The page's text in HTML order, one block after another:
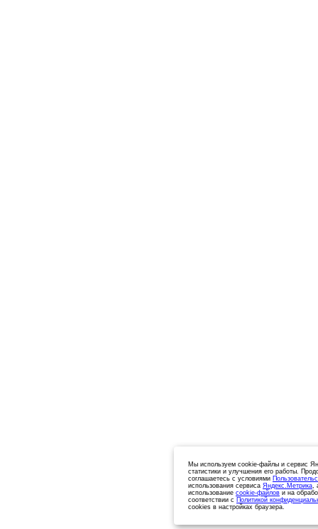
Мы используем cookie-файлы и сервис
статистики и улучшения его работы.
соглашаетесь с условиями
использования сервиса Яндекс.Метрика,
использование cookie-файлов и на
соответствии с Политикой
cookies в настройках браузера.